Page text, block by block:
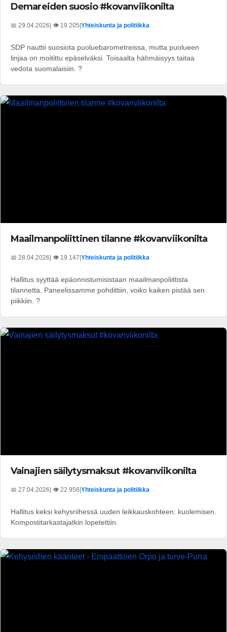
Demareiden suosio #kovanviikonilta
📅 29.04.2026| 👁️ 19 205|Yhteiskunta ja politiikka
SDP nauttii suosiota puoluebarometreissa, mutta puolueen
linjaa on moitittu epäselväksi. Toisaalta hähmäisyys taitaa
vedota suomalaisiin. ?
Maailmanpoliittinen tilanne #kovanviikonilta
📅 28.04.2026| 👁️ 19 147|Yhteiskunta ja politiikka
Hallitus syyttää epäonnistumisistaan maailmanpoliittista
tilannetta. Paneelissamme pohdittiin, voiko kaiken pistää sen
piikkiin. ?
Vainajien säilytysmaksut #kovanviikonilta
📅 27.04.2026| 👁️ 22 956|Yhteiskunta ja politiikka
Hallitus keksi kehysriihessä uuden leikkauskohteen: kuolemisen.
Kompostitarkastajatkin lopetettiin.